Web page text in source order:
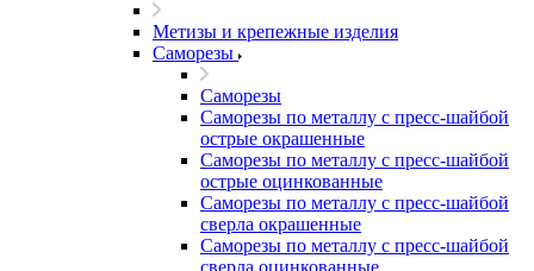
Метизы и крепежные изделия
Саморезы
Саморезы
Саморезы по металлу с пресс-шайбой
острые окрашенные
Саморезы по металлу с пресс-шайбой
острые оцинкованные
Саморезы по металлу с пресс-шайбой
сверла окрашенные
Саморезы по металлу с пресс-шайбой
сверла оцинкованные